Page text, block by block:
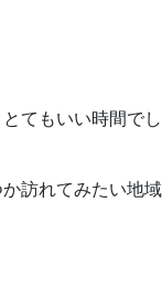
てもいい時間でし
訪れてみたい地域